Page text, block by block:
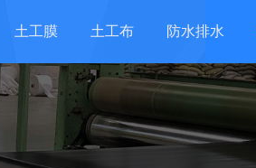
土工膜 土工布 防水排水